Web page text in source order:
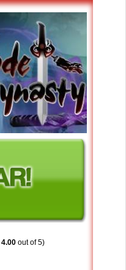
4.00 out of 5)